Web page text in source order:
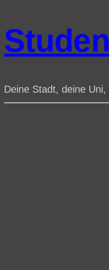
Deine Stadt, deine